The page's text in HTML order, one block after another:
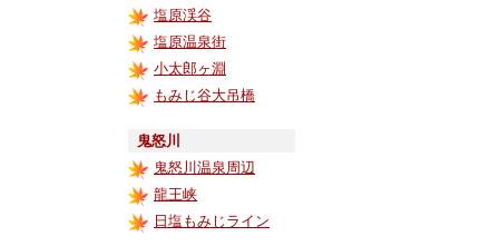
塩原渓谷
塩原温泉街
小太郎ヶ淵
もみじ谷大吊橋
鬼怒川
鬼怒川温泉周辺
龍王峡
日塩もみじライン